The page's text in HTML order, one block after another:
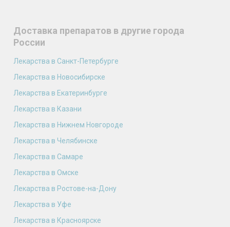
Доставка препаратов в другие города
России
Лекарства в Санкт-Петербурге
Лекарства в Новосибирске
Лекарства в Екатеринбурге
Лекарства в Казани
Лекарства в Нижнем Новгороде
Лекарства в Челябинске
Лекарства в Самаре
Лекарства в Омске
Лекарства в Ростове-на-Дону
Лекарства в Уфе
Лекарства в Красноярске